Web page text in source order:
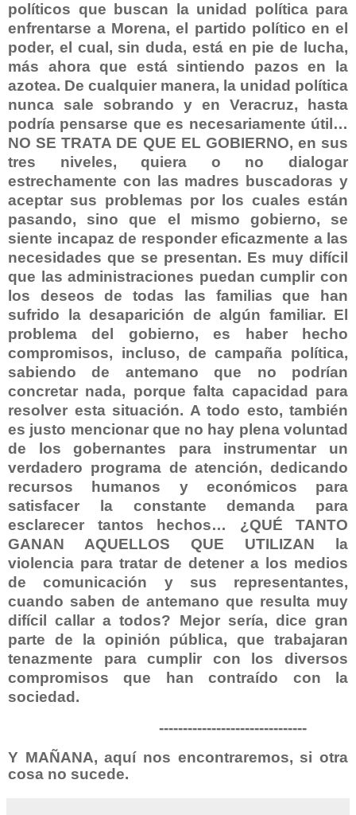
políticos que buscan la unidad política para
enfrentarse a Morena, el partido político en el
poder, el cual, sin duda, está en pie de lucha,
más ahora que está sintiendo pazos en la
azotea. De cualquier manera, la unidad política
nunca sale sobrando y en Veracruz, hasta
podría pensarse que es necesariamente útil…
NO SE TRATA DE QUE EL GOBIERNO, en sus
tres niveles, quiera o no dialogar
estrechamente con las madres buscadoras y
aceptar sus problemas por los cuales están
pasando, sino que el mismo gobierno, se
siente incapaz de responder eficazmente a las
necesidades que se presentan. Es muy difícil
que las administraciones puedan cumplir con
los deseos de todas las familias que han
sufrido la desaparición de algún familiar. El
problema del gobierno, es haber hecho
compromisos, incluso, de campaña política,
sabiendo de antemano que no podrían
concretar nada, porque falta capacidad para
resolver esta situación. A todo esto, también
es justo mencionar que no hay plena voluntad
de los gobernantes para instrumentar un
verdadero programa de atención, dedicando
recursos humanos y económicos para
satisfacer la constante demanda para
esclarecer tantos hechos… ¿QUÉ TANTO
GANAN AQUELLOS QUE UTILIZAN la
violencia para tratar de detener a los medios
de comunicación y sus representantes,
cuando saben de antemano que resulta muy
difícil callar a todos? Mejor sería, dice gran
parte de la opinión pública, que trabajaran
tenazmente para cumplir con los diversos
compromisos que han contraído con la
sociedad.
-------------------------------
Y MAÑANA, aquí nos encontraremos, si otra
cosa no sucede.